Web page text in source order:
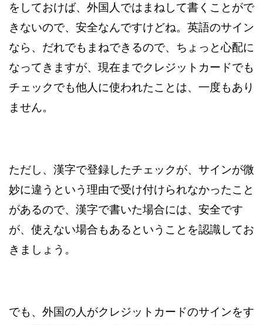
をしておけば、外国人ではまねして書くことがで
きないので、安全なんですけどね。英語のサイン
なら、だれでもまねできるので、ちょっと心配に
なってきますが、現在までクレジットカードでも
チェックでも他人に使われたことは、一度もあり
ません。
ただし、漢字で登録したチェックが、サインが微
妙に違うという理由で受け付けられなかったこと
があるので、漢字で書いた場合には、安全です
が、使えない場合もあるということを認識してお
きましょう。
でも、外国の人がクレジットカードのサインをす